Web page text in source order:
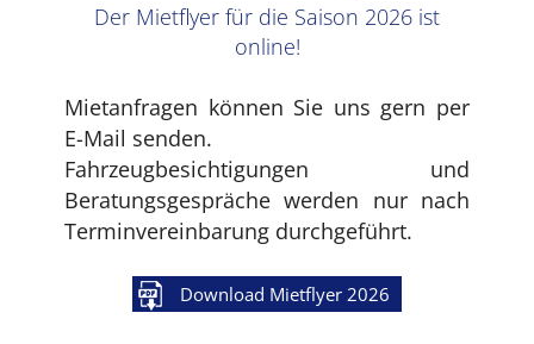
Der Mietflyer für die Saison 2026 ist
online!
Mietanfragen können Sie uns gern per
E-Mail senden.
Fahrzeugbesichtigungen und
Beratungsgespräche werden nur nach
Terminvereinbarung durchgeführt.
Download Mietflyer 2026